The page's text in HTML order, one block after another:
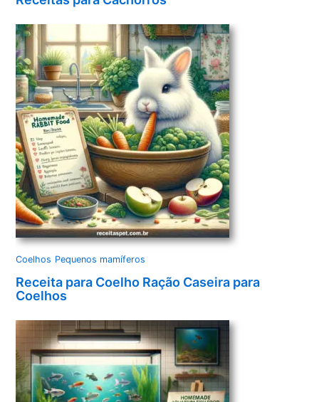
Coelhos Pequenos mamíferos
Receita para Coelho Ração Caseira para
Coelhos